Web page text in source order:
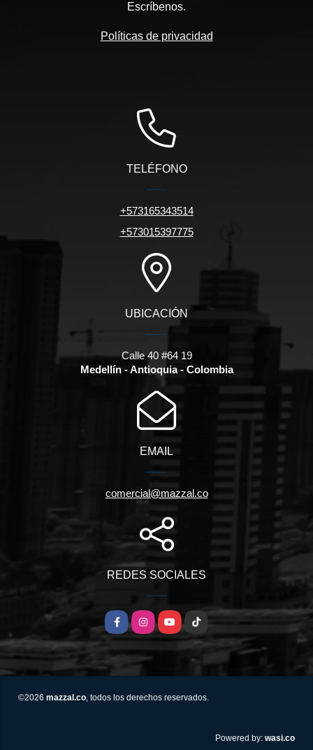
Escríbenos.
Políticas de privacidad
TELÉFONO
+573165343514
+573015397775
UBICACIÓN
Calle 40 #64 19
Medellín - Antioquia - Colombia
EMAIL
comercial@mazzal.co
REDES SOCIALES
FacebookInstagramYouTube
TikTok
©2026 mazzal.co, todos los derechos reservados.
Powered by: wasi.co